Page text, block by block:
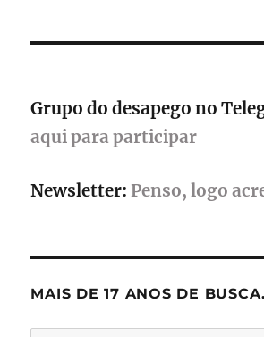
maior
momento
Grupo do desapego no
aqui para participar
Newsletter: Penso, logo
MAIS DE 17 ANOS DE